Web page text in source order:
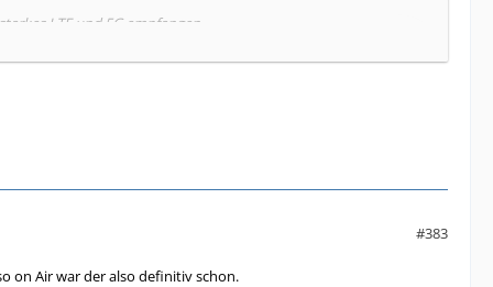
LTE und 5G empfangen.
#383
on Air war der also definitiv schon.